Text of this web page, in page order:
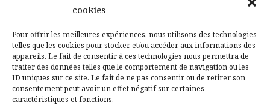
cookies
Pour offrir les meilleures expériences, nous utilisons des technologies
telles que les cookies pour stocker et/ou accéder aux informations des
appareils. Le fait de consentir à ces technologies nous permettra de
traiter des données telles que le comportement de navigation ou les
ID uniques sur ce site. Le fait de ne pas consentir ou de retirer son
consentement peut avoir un effet négatif sur certaines
caractéristiques et fonctions.
Contactez-nous
Mentions légales